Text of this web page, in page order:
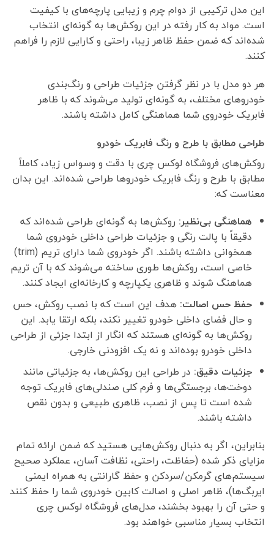
این مدل ترکیبی از دوام چرم و زیبایی پارچه‌های با کیفیت
است. مواد به کار رفته در این روکش‌ها به گونه‌ای انتخاب
شده‌اند که ضمن حفظ ظاهر زیبا، راحتی و کارایی لازم را فراهم
کنند.
هر دو مدل با در نظر گرفتن جزئیات طراحی و رنگ‌بندی
خودروهای مختلف، به گونه‌ای تولید می‌شوند که با ظاهر
فابریک خودروی شما هماهنگی کامل داشته باشند.
طراحی مطابق با طرح و رنگ فابریک خودرو
روکش‌های فروشگاه لوکس چری با دقت و وسواس زیاد، کاملاً
مطابق با طرح و رنگ فابریک خودروها طراحی شده‌اند. این بدان
معناست که:
هماهنگی بی‌نظیر: روکش‌ها به گونه‌ای طراحی شده‌اند که
دقیقاً با پالت رنگی و جزئیات طراحی داخلی خودروی شما
همخوانی داشته باشند. اگر خودروی شما دارای تریم (trim)
خاصی است، روکش‌ها طوری ساخته می‌شوند که با آن تریم
هماهنگ شوند و ظاهری یکپارچه و کارخانه‌ای ایجاد کنند.
حفظ حس اصالت: هدف این است که با نصب روکش، حس
و حال فضای داخلی خودرو تغییر نکند، بلکه ارتقا یابد. این
روکش‌ها به گونه‌ای هستند که انگار از ابتدا جزئی از طراحی
داخلی خودرو بوده‌اند و نه یک افزودنی خارجی.
جزئیات دقیق: در طراحی این روکش‌ها، به جزئیاتی مانند
دوخت‌ها، برجستگی‌ها و فرم کلی صندلی‌های فابریک توجه
شده است تا پس از نصب، ظاهری طبیعی و بدون نقص
داشته باشند.
بنابراین، اگر به دنبال روکش‌هایی هستید که ضمن ارائه تمام
مزایای ذکر شده (حفاظت، راحتی، نظافت آسان، عملکرد صحیح
سیستم‌های گرمکن/سردکن و حفظ گارانتی به همراه ایمنی
ایربگ‌ها)، ظاهر اصلی و اصالت کابین خودروی شما را حفظ کنند
و حتی آن را بهبود بخشند، مدل‌های فروشگاه لوکس چری
انتخاب بسیار مناسبی خواهند بود.